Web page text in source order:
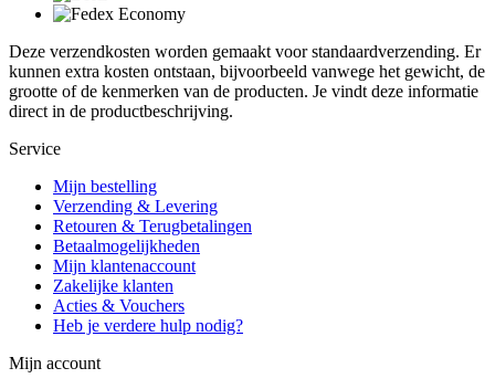
Deze verzendkosten worden gemaakt voor standaardverzending. Er
kunnen extra kosten ontstaan, bijvoorbeeld vanwege het gewicht, de
grootte of de kenmerken van de producten. Je vindt deze informatie
direct in de productbeschrijving.
Service
Mijn bestelling
Verzending & Levering
Retouren & Terugbetalingen
Betaalmogelijkheden
Mijn klantenaccount
Zakelijke klanten
Acties & Vouchers
Heb je verdere hulp nodig?
Mijn account